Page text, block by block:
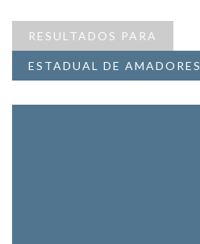
RESULTADOS PARA
ESTADUAL DE AMADORES